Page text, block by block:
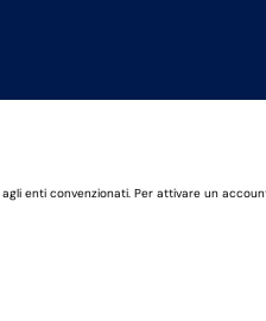
enti convenzionati. Per attivare un